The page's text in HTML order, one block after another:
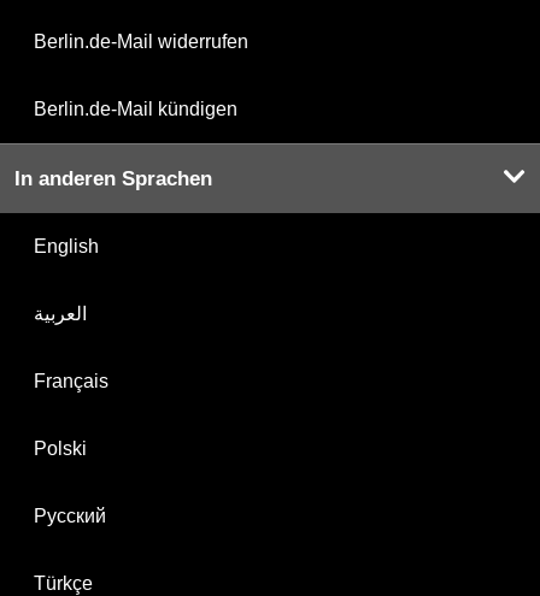
Berlin.de-Mail widerrufen
Berlin.de-Mail kündigen
In anderen Sprachen
English
العربية
Français
Polski
Русский
Türkçe